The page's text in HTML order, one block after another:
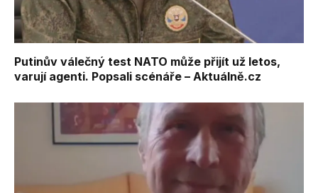
Putinův válečný test NATO může přijít už letos,
varují agenti. Popsali scénáře – Aktuálně.cz